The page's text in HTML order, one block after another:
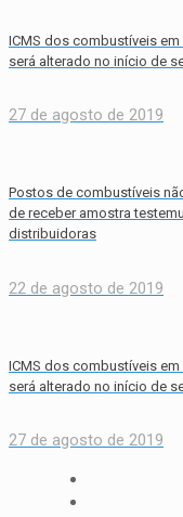
ICMS dos combustíveis em
será alterado no início de
27 de agosto de 2019
Postos de combustíveis
de receber amostra
distribuidoras
22 de agosto de 2019
ICMS dos combustíveis em
será alterado no início de
27 de agosto de 2019